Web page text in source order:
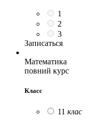
1
2
3
Записаться
Математика
повний курс
Класс
11 клас